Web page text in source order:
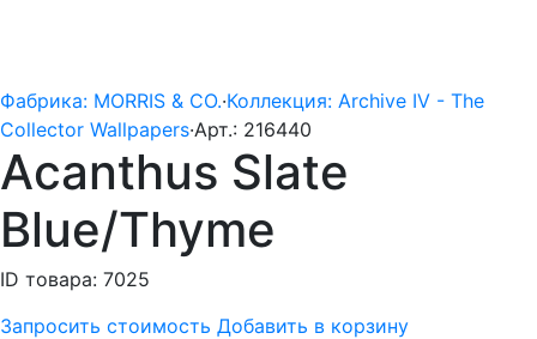
Фабрика: MORRIS & CO.·Коллекция: Archive IV - The
Collector Wallpapers·Арт.: 216440
Acanthus Slate
Blue/Thyme
ID товара: 7025
Запросить стоимость Добавить в корзину